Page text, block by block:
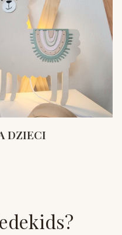
DZIECI